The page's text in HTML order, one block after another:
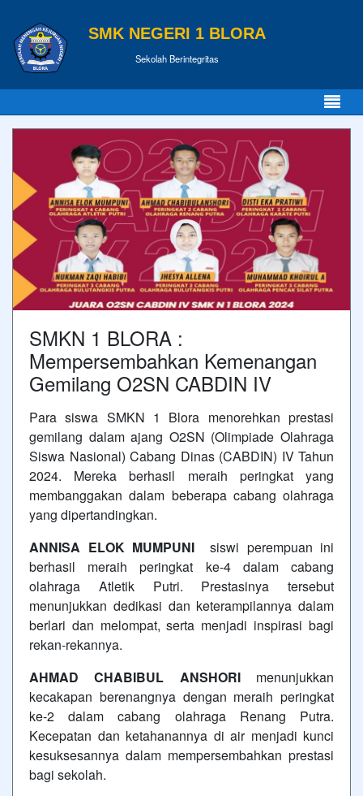
SMK NEGERI 1 BLORA
Sekolah Berintegritas
SMKN 1 BLORA :
Mempersembahkan Kemenangan
Gemilang O2SN CABDIN IV
Para siswa SMKN 1 Blora menorehkan prestasi
gemilang dalam ajang O2SN (Olimpiade Olahraga
Siswa Nasional) Cabang Dinas (CABDIN) IV Tahun
2024. Mereka berhasil meraih peringkat yang
membanggakan dalam beberapa cabang olahraga
yang dipertandingkan.
ANNISA ELOK MUMPUNI siswi perempuan ini
berhasil meraih peringkat ke-4 dalam cabang
olahraga Atletik Putri. Prestasinya tersebut
menunjukkan dedikasi dan keterampilannya dalam
berlari dan melompat, serta menjadi inspirasi bagi
rekan-rekannya.
AHMAD CHABIBUL ANSHORI menunjukkan
kecakapan berenangnya dengan meraih peringkat
ke-2 dalam cabang olahraga Renang Putra.
Kecepatan dan ketahanannya di air menjadi kunci
kesuksesannya dalam mempersembahkan prestasi
bagi sekolah.